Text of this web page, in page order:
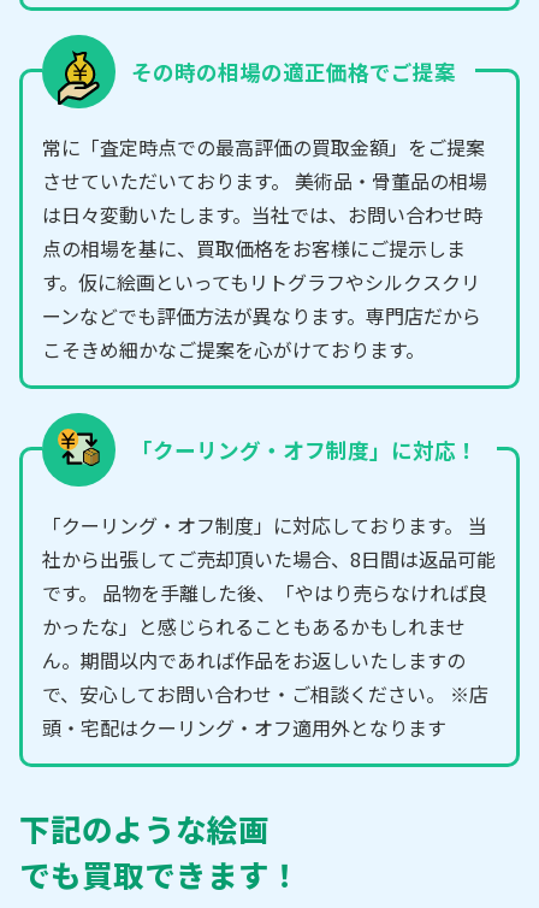
その時の相場の適正価格でご提案
常に「査定時点での最高評価の買取金額」をご提案
させていただいております。 美術品・骨董品の相場
は日々変動いたします。当社では、お問い合わせ時
点の相場を基に、買取価格をお客様にご提示しま
す。仮に絵画といってもリトグラフやシルクスクリ
ーンなどでも評価方法が異なります。専門店だから
こそきめ細かなご提案を心がけております。
「クーリング・オフ制度」に対応！
「クーリング・オフ制度」に対応しております。 当
社から出張してご売却頂いた場合、8日間は返品可能
です。 品物を手離した後、「やはり売らなければ良
かったな」と感じられることもあるかもしれませ
ん。期間以内であれば作品をお返しいたしますの
で、安心してお問い合わせ・ご相談ください。 ※店
頭・宅配はクーリング・オフ適用外となります
下記のような絵画
でも買取できます！